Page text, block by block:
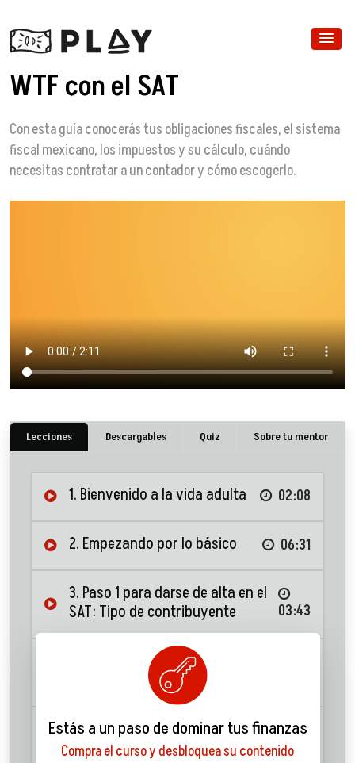
WTF con el SAT
Con esta guía conocerás tus obligaciones fiscales, el sistema
fiscal mexicano, los impuestos y su cálculo, cuándo
necesitas contratar a un contador y cómo escogerlo.
Lecciones Descargables Quiz Sobre tu mentor
1. Bienvenido a la vida adulta 02:08
2. Empezando por lo básico 06:31
3. Paso 1 para darse de alta en el
SAT: Tipo de contribuyente
03:43
4. Paso 2 para darse de alta en el
SAT: Elegir régimen fiscal
5. Paso 3 para darse de alta en el
SAT: Inscripción al RFC
05:07
Estás a un paso de dominar tus finanzas
Compra el curso y desbloquea su contenido